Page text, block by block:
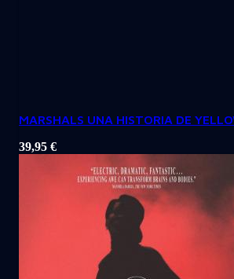
MARSHALS UNA HISTORIA DE
39,95 €